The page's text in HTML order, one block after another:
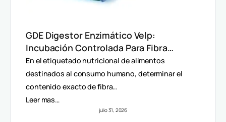
GDE Digestor Enzimático Velp:
Incubación Controlada Para Fibra
Dietética (AOAC)
En el etiquetado nutricional de alimentos
destinados al consumo humano, determinar el
contenido exacto de fibra…
Leer mas…
julio 31, 2026